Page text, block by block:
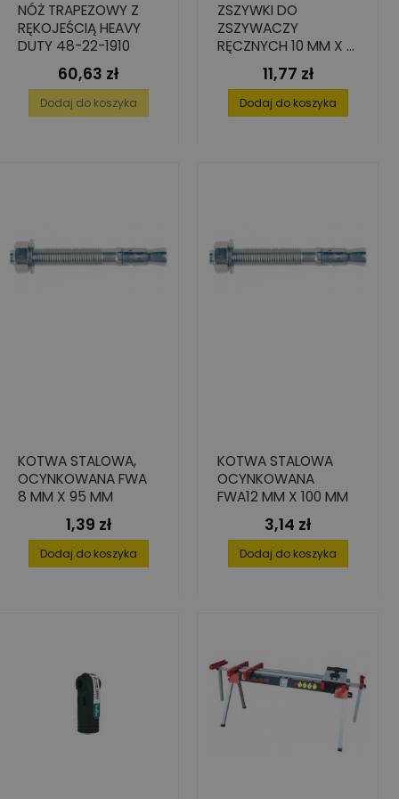
NÓŻ TRAPEZOWY Z
RĘKOJEŚCIĄ HEAVY
DUTY 48-22-1910
Cena
60,63 zł
Dodaj do koszyka
ZSZYWKI DO
ZSZYWACZY
RĘCZNYCH 10 MM X 8
MM TYP53
Cena
11,77 zł
Dodaj do koszyka
KOTWA STALOWA,
OCYNKOWANA FWA
8 MM X 95 MM
Cena
1,39 zł
Dodaj do koszyka
KOTWA STALOWA
OCYNKOWANA
FWA12 MM X 100 MM
Cena
3,14 zł
Dodaj do koszyka